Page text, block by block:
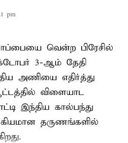
pm
வென்ற பிரேசில்
3-ஆம் தேதி
அணியை எதிர்த்து
விளையாட
இந்திய கால்பந்து
தருணங்களில்